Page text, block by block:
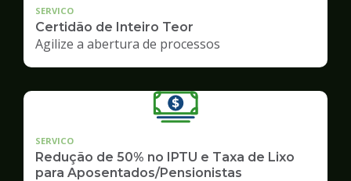
SERVICO
Certidão de Inteiro Teor
Agilize a abertura de processos
SERVICO
Redução de 50% no IPTU e Taxa de Lixo
para Aposentados/Pensionistas